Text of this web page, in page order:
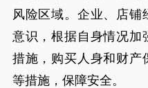
风险区域。企业、店
意识，根据自身情况加
措施，购买人身和财产
等措施，保障安全。